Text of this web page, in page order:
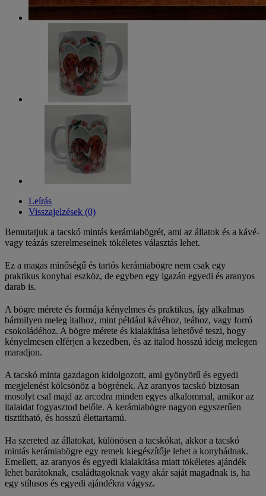
Leírás
Visszajelzések (0)
Bemutatjuk a tacskó mintás kerámiabögrét, ami az állatok és a kávé-
vagy teázás szerelmeseinek tökéletes választás lehet.
Ez a magas minőségű és tartós kerámiabögre nem csak egy
praktikus konyhai eszköz, de egyben egy igazán egyedi és aranyos
darab is.
A bögre mérete és formája kényelmes és praktikus, így alkalmas
bármilyen meleg italhoz, mint például kávéhoz, teához, vagy forró
csokoládéhoz. A bögre mérete és kialakítása lehetővé teszi, hogy
kényelmesen elférjen a kezedben, és az italod hosszú ideig melegen
maradjon.
A tacskó minta gazdagon kidolgozott, ami gyönyörű és egyedi
megjelenést kölcsönöz a bögrének. Az aranyos tacskó biztosan
mosolyt csal majd az arcodra minden egyes alkalommal, amikor az
italaidat fogyasztod belőle. A kerámiabögre nagyon egyszerűen
tisztítható, és hosszú élettartamú.
Ha szereted az állatokat, különösen a tacskókat, akkor a tacskó
mintás kerámiabögre egy remek kiegészítője lehet a konyhádnak.
Emellett, az aranyos és egyedi kialakítása miatt tökéletes ajándék
lehet barátoknak, családtagoknak vagy akár saját magadnak is, ha
egy stílusos és egyedi ajándékra vágysz.